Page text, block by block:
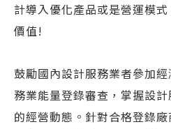
計導入優化產品或是營運模
價值!
鼓勵國內設計服務業者參加
務業能量登錄審查，掌握設
的經營動態。針對合格登錄